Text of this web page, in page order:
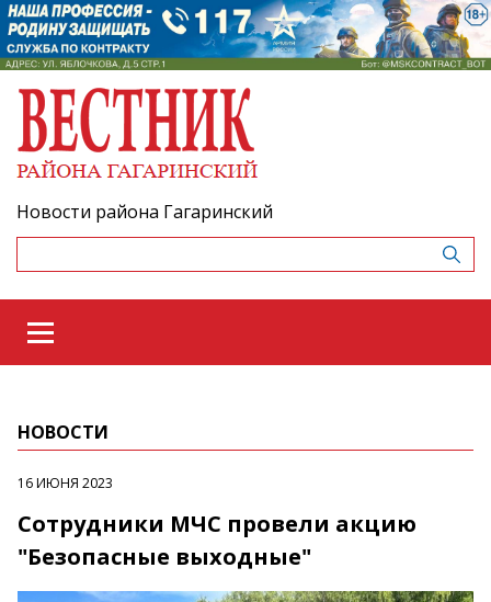
Новости района Гагаринский
НОВОСТИ
16 ИЮНЯ 2023
Сотрудники МЧС провели акцию
"Безопасные выходные"